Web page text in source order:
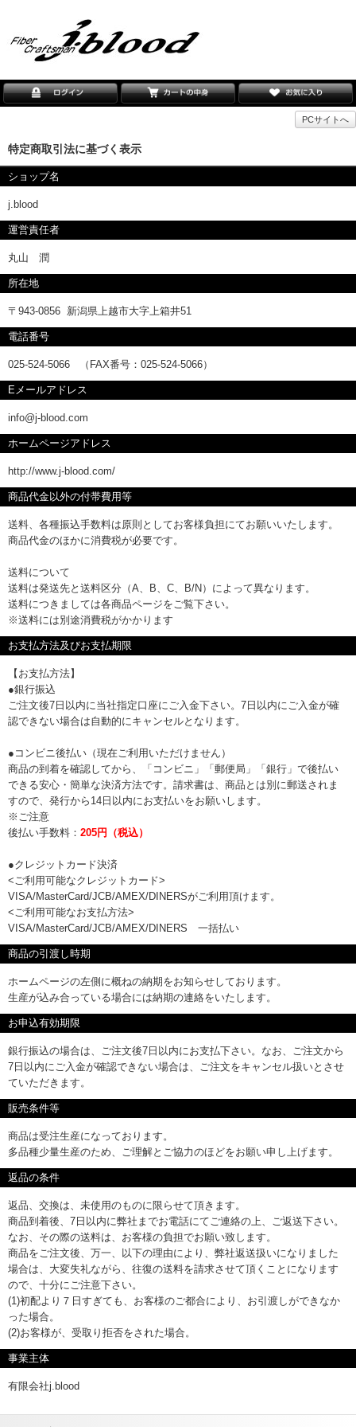
PCサイトへ
特定商取引法に基づく表示
ショップ名
j.blood
運営責任者
丸山 潤
所在地
〒943-0856 新潟県上越市大字上箱井51
電話番号
025-524-5066 （FAX番号：025-524-5066）
Eメールアドレス
info@j-blood.com
ホームページアドレス
http://www.j-blood.com/
商品代金以外の付帯費用等
送料、各種振込手数料は原則としてお客様負担にてお願いいたします。
商品代金のほかに消費税が必要です。
送料について
送料は発送先と送料区分（A、B、C、B/N）によって異なります。
送料につきましては各商品ページをご覧下さい。
※送料には別途消費税がかかります
お支払方法及びお支払期限
【お支払方法】
●銀行振込
ご注文後7日以内に当社指定口座にご入金下さい。7日以内にご入金が確
認できない場合は自動的にキャンセルとなります。
●コンビニ後払い（現在ご利用いただけません）
商品の到着を確認してから、「コンビニ」「郵便局」「銀行」で後払い
できる安心・簡単な決済方法です。請求書は、商品とは別に郵送されま
すので、発行から14日以内にお支払いをお願いします。
※ご注意
後払い手数料： 205円（税込）
●クレジットカード決済
<ご利用可能なクレジットカード>
VISA/MasterCard/JCB/AMEX/DINERSがご利用頂けます。
<ご利用可能なお支払方法>
VISA/MasterCard/JCB/AMEX/DINERS 一括払い
商品の引渡し時期
ホームページの左側に概ねの納期をお知らせしております。
生産が込み合っている場合には納期の連絡をいたします。
お申込有効期限
銀行振込の場合は、ご注文後7日以内にお支払下さい。なお、ご注文から
7日以内にご入金が確認できない場合は、ご注文をキャンセル扱いとさせ
ていただきます。
販売条件等
商品は受注生産になっております。
多品種少量生産のため、ご理解とご協力のほどをお願い申し上げます。
返品の条件
返品、交換は、未使用のものに限らせて頂きます。
商品到着後、7日以内に弊社までお電話にてご連絡の上、ご返送下さい。
なお、その際の送料は、お客様の負担でお願い致します。
商品をご注文後、万一、以下の理由により、弊社返送扱いになりました
場合は、大変失礼ながら、往復の送料を請求させて頂くことになります
ので、十分にご注意下さい。
(1)初配より７日すぎても、お客様のご都合により、お引渡しができなか
った場合。
(2)お客様が、受取り拒否をされた場合。
事業主体
有限会社j.blood